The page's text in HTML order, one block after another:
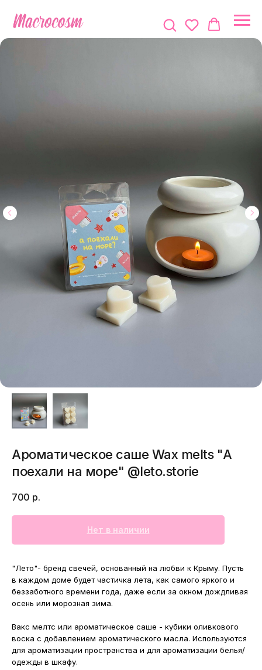
Ароматическое саше Wax melts "А
поехали на море" @leto.storie
700 р.
Нет в наличии
"Лето"- бренд свечей, основанный на любви к Крыму. Пусть
в каждом доме будет частичка лета, как самого яркого и
беззаботного времени года, даже если за окном дождливая
осень или морозная зима.
Вакс мелтс или ароматическое саше - кубики оливкового
воска с добавлением ароматического масла. Используются
для ароматизации пространства и для ароматизации белья/
одежды в шкафу.